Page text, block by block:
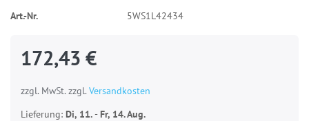
Art.-Nr. 5WS1L42434
172,43 €
zzgl. MwSt. zzgl. Versandkosten
Lieferung: Di, 11.-Fr, 14. Aug.